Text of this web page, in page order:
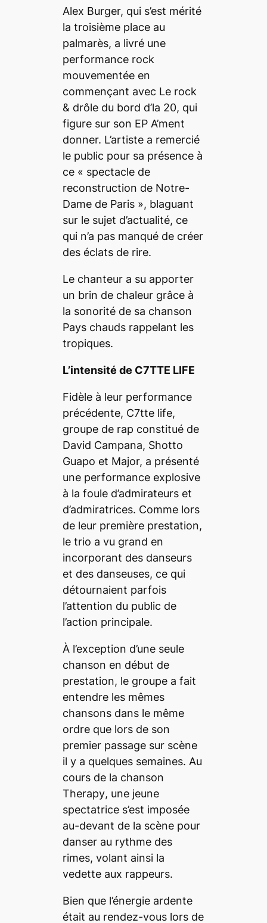
Alex Burger, qui s’est mérité
la troisième place au
palmarès, a livré une
performance rock
mouvementée en
commençant avec Le rock
& drôle du bord d’la 20, qui
figure sur son EP A’ment
donner. L’artiste a remercié
le public pour sa présence à
ce « spectacle de
reconstruction de Notre-
Dame de Paris », blaguant
sur le sujet d’actualité, ce
qui n’a pas manqué de créer
des éclats de rire.
Le chanteur a su apporter
un brin de chaleur grâce à
la sonorité de sa chanson
Pays chaudsrappelant les
tropiques.
L’intensité de C7TTE LIFE
Fidèle à leur performance
précédente, C7tte life,
groupe de rap constitué de
David Campana, Shotto
Guapo et Major, a présenté
une performance explosive
à la foule d’admirateurs et
d’admiratrices. Comme lors
de leur première prestation,
le trio a vu grand en
incorporant des danseurs
et des danseuses, ce qui
détournaient parfois
l’attention du public de
l’action principale.
À l’exception d’une seule
chanson en début de
prestation, le groupe a fait
entendre les mêmes
chansons dans le même
ordre que lors de son
premier passage sur scène
il y a quelques semaines. Au
cours de la chanson
Therapy, une jeune
spectatrice s’est imposée
au-devant de la scène pour
danser au rythme des
rimes, volant ainsi la
vedette aux rappeurs.
Bien que l’énergie ardente
était au rendez-vous lors de